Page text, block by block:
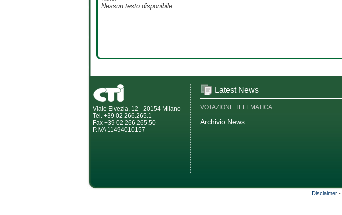
Nessun testo disponibile
Viale Elvezia, 12 - 20154 Milano
Tel. +39 02 266.265.1
Fax +39 02 266.265.50
P.IVA 11494010157
Latest News
VOTAZIONE TELEMATICA
Archivio News
Disclaimer -